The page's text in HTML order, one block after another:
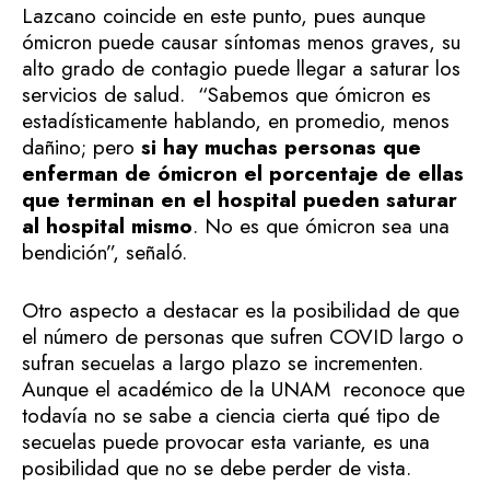
Lazcano coincide en este punto, pues aunque
ómicron puede causar síntomas menos graves, su
alto grado de contagio puede llegar a saturar los
servicios de salud. “Sabemos que ómicron es
estadísticamente hablando, en promedio, menos
dañino; pero si hay muchas personas que
enferman de ómicron el porcentaje de ellas
que terminan en el hospital pueden saturar
al hospital mismo. No es que ómicron sea una
bendición”, señaló.
Otro aspecto a destacar es la posibilidad de que
el número de personas que sufren COVID largo o
sufran secuelas a largo plazo se incrementen.
Aunque el académico de la UNAM reconoce que
todavía no se sabe a ciencia cierta qué tipo de
secuelas puede provocar esta variante, es una
posibilidad que no se debe perder de vista.